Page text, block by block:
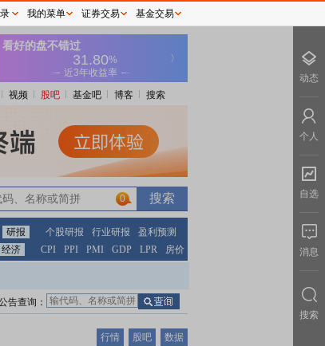
视频 股吧 基金吧 博客 搜索
0
研报 个股研报 行业研报
盈利预测
经济 CPI PPI PMI GDP LPR 房价
告查询：
行情 股吧 数据
我的菜单 证券交易 基金交易
动态
个人
自选
消息
搜索